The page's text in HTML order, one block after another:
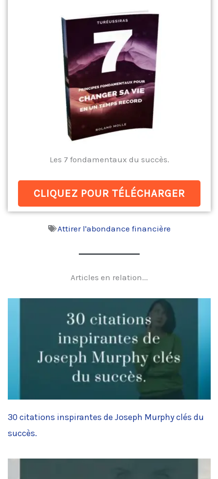
Les 7 fondamentaux du succès.
CLIQUEZ POUR TÉLÉCHARGER
Attirer l'abondance financière
Articles en relation...
30 citations inspirantes de Joseph Murphy clés du
succès.